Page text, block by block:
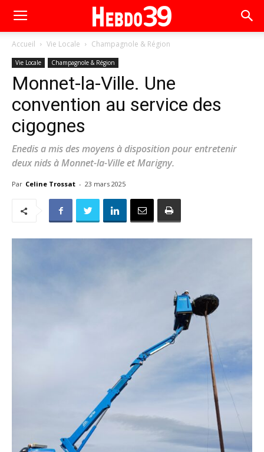
Accueil Vie Locale Champagnole & Région
Vie Locale Champagnole & Région
Monnet-la-Ville. Une
convention au service des
cigognes
Enedis a mis des moyens à disposition pour entretenir
deux nids à Monnet-la-Ville et Marigny.
Par Celine Trossat - 23 mars 2025